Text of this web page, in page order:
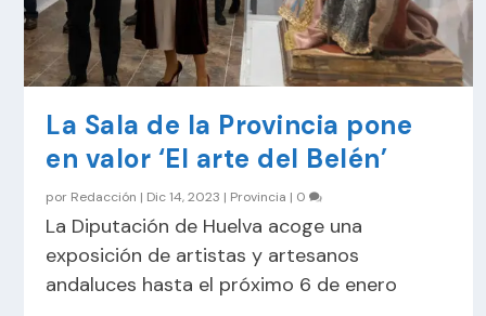
La Sala de la Provincia pone
en valor ‘El arte del Belén’
por Redacción | Dic 14, 2023 | Provincia | 0
La Diputación de Huelva acoge una
exposición de artistas y artesanos
andaluces hasta el próximo 6 de enero